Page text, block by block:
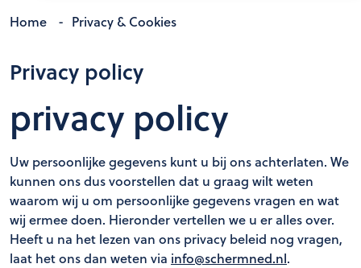
Home - Privacy & Cookies
Privacy policy
privacy policy
Uw persoonlijke gegevens kunt u bij ons achterlaten. We
kunnen ons dus voorstellen dat u graag wilt weten
waarom wij u om persoonlijke gegevens vragen en wat
wij ermee doen. Hieronder vertellen we u er alles over.
Heeft u na het lezen van ons privacy beleid nog vragen,
laat het ons dan weten via info@schermned.nl.